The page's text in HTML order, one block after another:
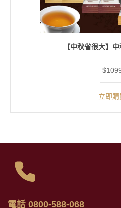
【中秋省很大】
立即購
電話 0800-588-068